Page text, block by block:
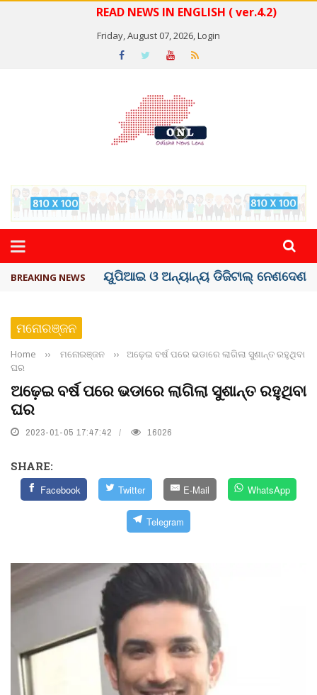
READ NEWS IN ENGLISH ( ver.4.2)
Friday, August 07, 2026,Login
BREAKING NEWS ତଣ୍ଡ ଗଣିବା ମେଟା, ଦେବ ୫ ହଜାର କୋଟିର
ମନୋରଞ୍ଜନ
Home ›› ମନୋରଞ୍ଜନ ››
ଅଢ଼େଇ ବର୍ଷ ପରେ ଭଡାରେ ଲାଗିଲା ସୁଶାନ୍ତ ରହୁଥିବା
ଘର
ଅଢ଼େଇ ବର୍ଷ ପରେ ଭଡାରେ ଲାଗିଲା ସୁଶାନ୍ତ ରହୁଥିବା
ଘର
2023-01-05 17:47:42 16026
SHARE:
Facebook Twitter E-Mail WhatsApp
Telegram